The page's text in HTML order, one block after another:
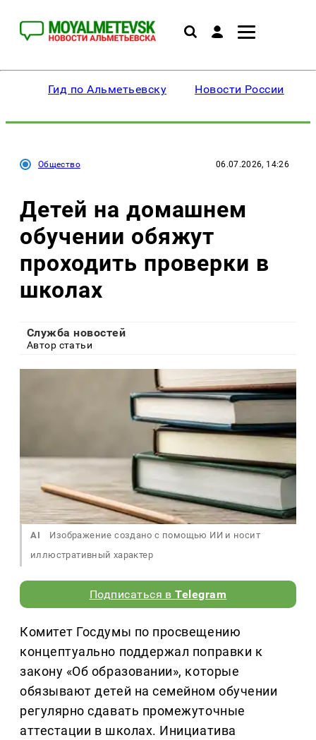
Гид по Альметьевску Новости России
Общество 06.07.2026, 14:26
Детей на домашнем
обучении обяжут
проходить проверки в
школах
Служба новостей
Автор статьи
AI
Изображение создано с помощью ИИ и носит
иллюстративный характер
Подписаться вTelegram
Комитет Госдумы по просвещению
концептуально поддержал поправки к
закону «Об образовании», которые
обязывают детей на семейном обучении
регулярно сдавать промежуточные
аттестации в школах. Инициатива